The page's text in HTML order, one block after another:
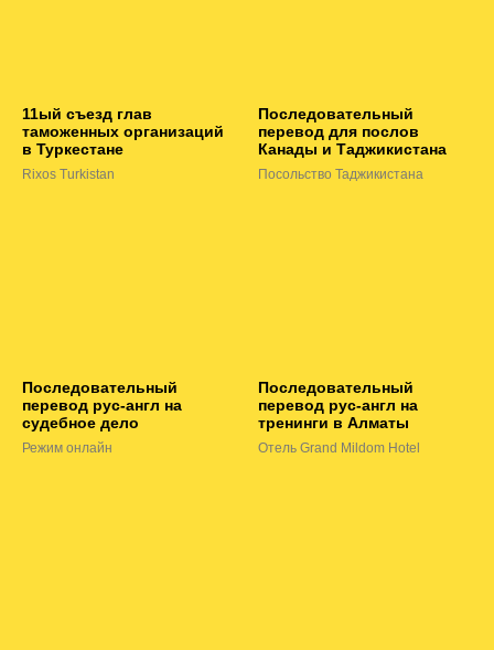
11ый съезд глав
таможенных организаций
в Туркестане
Rixos Turkistan
Последовательный
перевод для послов
Канады и Таджикистана
Посольство Таджикистана
Последовательный
перевод рус-англ на
судебное дело
Режим онлайн
Последовательный
перевод рус-англ на
тренинги в Алматы
Отель Grand Mildom Hotel